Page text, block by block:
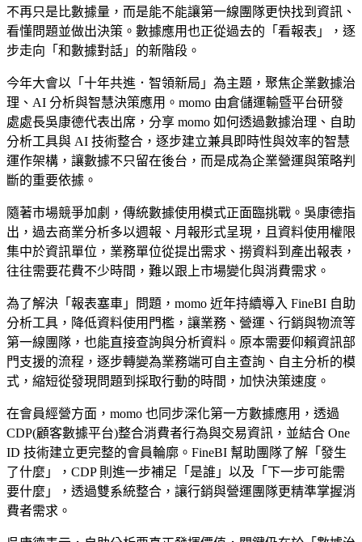
不再只是比數據量，而是能不能讓第一線團隊更快找到資訊、
看懂問題並做出決策。數據應用也正從過去的「看報表」，逐
步走向「和數據對話」的新階段。
今年大會以「十年共進．智領新局」為主題，聚焦企業數據治
理、AI 分析與智慧決策應用。momo 由倉儲運輸暨平台研發
處處長吳康德代表出席，分享 momo 如何透過數據治理、自助
分析工具與 AI 技術整合，逐步建立兼具即時性與效率的智慧
運作架構，讓數據不只留在後台，而是成為企業營運與策略判
斷的重要依據。
隨著市場競爭加劇，傳統數據使用模式正面臨挑戰。吳康德指
出，過去商業分析多以週報、月報形式呈現，且資料使用權限
集中於資訊單位，業務單位從提出需求、撈資料到產出報表，
往往需要花費不少時間，難以跟上市場變化與消費需求。
為了解決「報表塞車」問題，momo 近年持續導入 FineBI 自助
分析工具，降低資料使用門檻，讓業務、營運、行銷與物流等
第一線團隊，也能直接查詢與分析資料。原本需要仰賴資訊部
門支援的流程，逐步轉變為業務端可自主查詢、自主分析的模
式，縮短從發現問題到採取行動的時間，加快決策速度。
在會員經營方面，momo 也同步深化第一方數據應用，透過
CDP(顧客數據平台)整合消費者行為與交易資訊，並結合 One
ID 技術建立更完整的會員輪廓。FineBI 幫助團隊了解「發生
了什麼」，CDP 則進一步補足「是誰」以及「下一步可能需
要什麼」，透過雙系統整合，讓行銷與營運團隊更精準掌握消
費者需求。